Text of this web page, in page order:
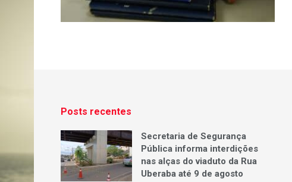
Posts recentes
Secretaria de Segurança
Pública informa interdições
nas alças do viaduto da Rua
Uberaba até 9 de agosto